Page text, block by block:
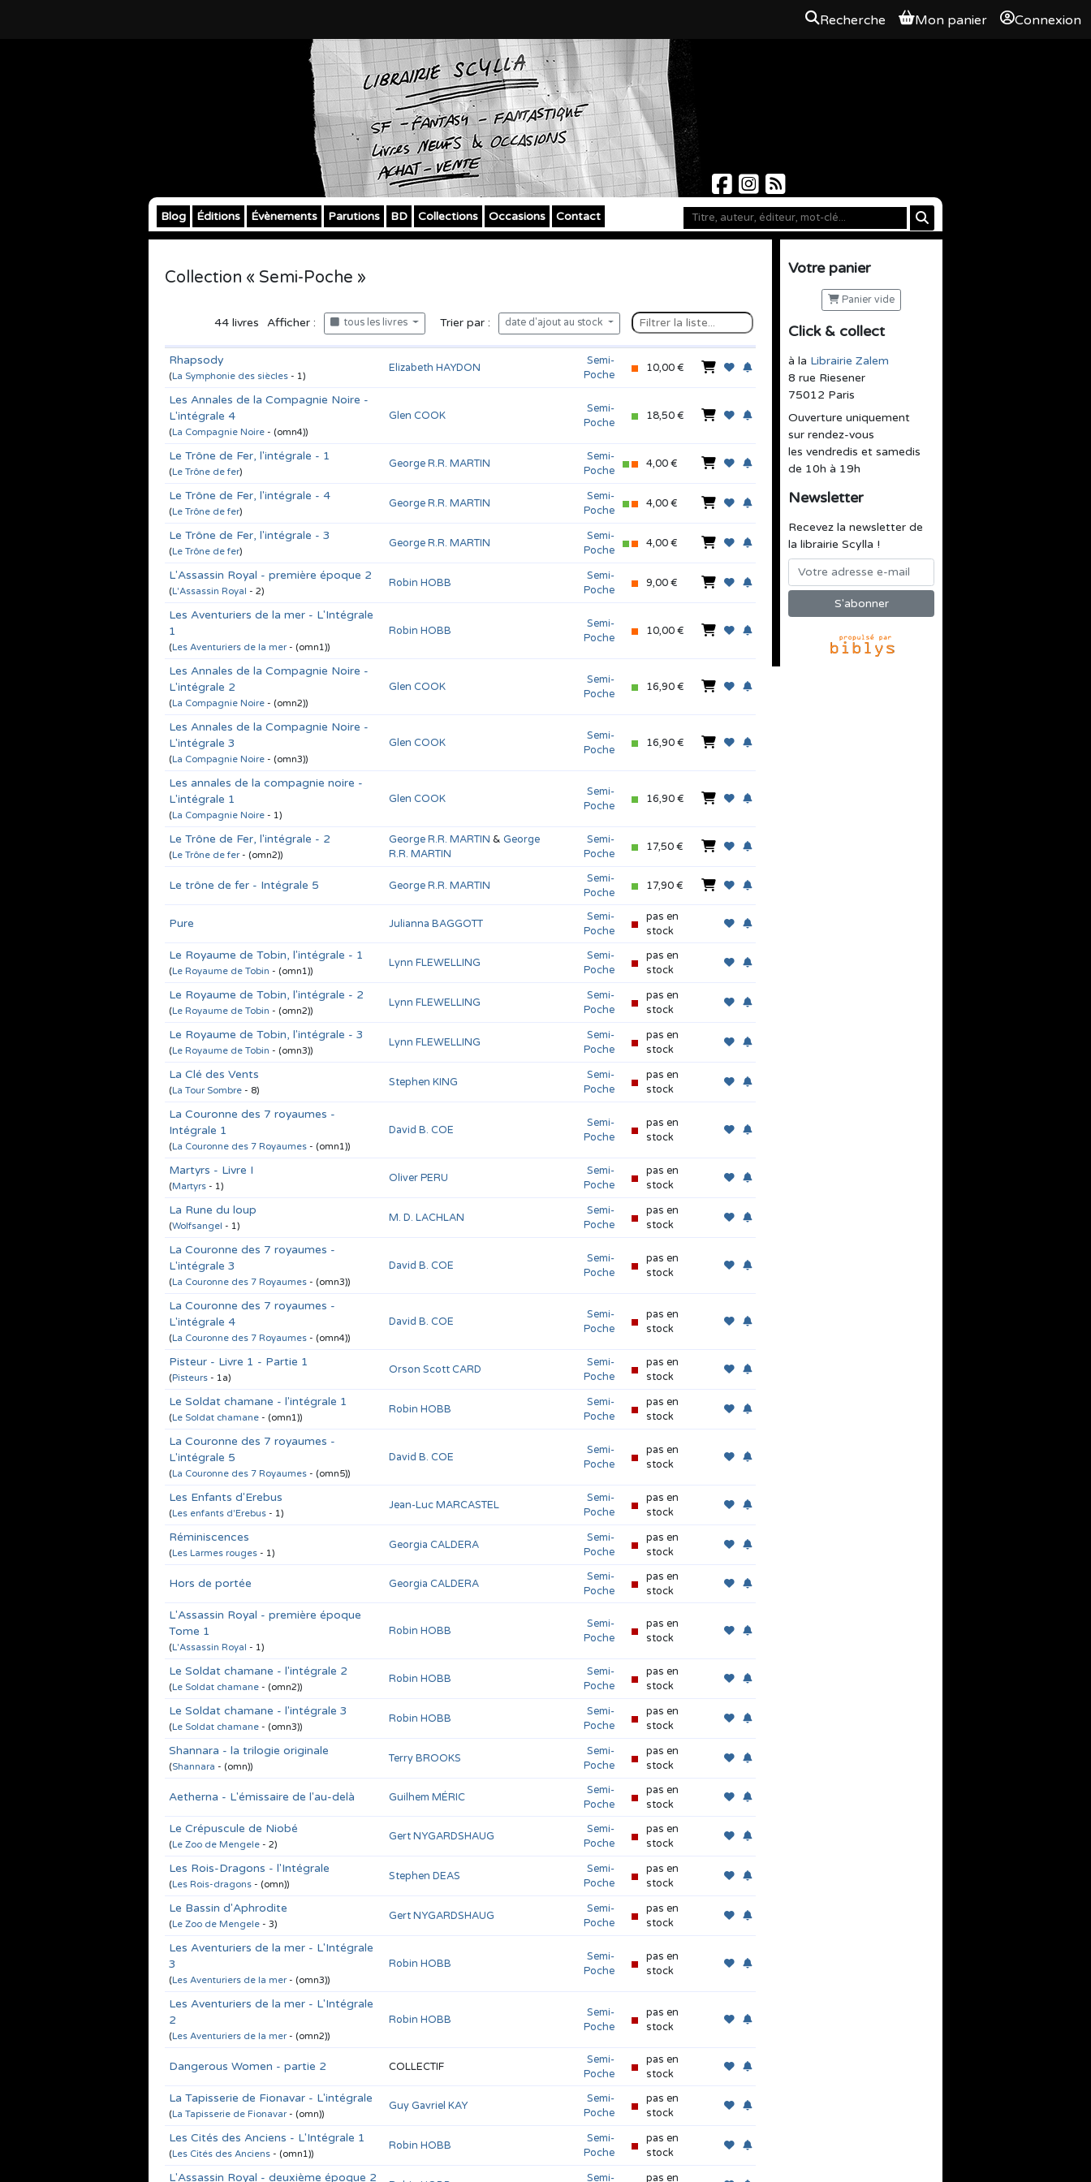
Recherche Mon panier Connexion
Blog Éditions Évènements Parutions BD Collections Occasions Contact
Votre panier
Panier vide
Click & collect
à la Librairie Zalem
8 rue Riesener
75012 Paris
Ouverture uniquement
sur rendez-vous
les vendredis et samedis
de 10h à 19h
Newsletter
Recevez la newsletter de
la librairie Scylla !
Collection « Semi-Poche »
44 livres Afficher : tous les livres Trier par : date d'ajout au stock
Rhapsody
(La Symphonie des siècles - 1)
Elizabeth HAYDON
Semi-
Poche
10,00 €
Les Annales de la Compagnie Noire -
L'intégrale 4
(La Compagnie Noire - (omn4))
Glen COOK
Semi-
Poche
18,50 €
Le Trône de Fer, l'intégrale - 1
(Le Trône de fer)
George R.R. MARTIN
Semi-
Poche
4,00 €
Le Trône de Fer, l'intégrale - 4
(Le Trône de fer)
George R.R. MARTIN
Semi-
Poche
4,00 €
Le Trône de Fer, l'intégrale - 3
(Le Trône de fer)
George R.R. MARTIN
Semi-
Poche
4,00 €
L'Assassin Royal - première époque 2
(L'Assassin Royal - 2)
Robin HOBB
Semi-
Poche
9,00 €
Les Aventuriers de la mer - L'Intégrale
1
(Les Aventuriers de la mer- (omn1))
Robin HOBB
Semi-
Poche
10,00 €
Les Annales de la Compagnie Noire -
L'intégrale 2
(La Compagnie Noire - (omn2))
Glen COOK
Semi-
Poche
16,90 €
Les Annales de la Compagnie Noire -
L'intégrale 3
(La Compagnie Noire - (omn3))
Glen COOK
Semi-
Poche
16,90 €
Les annales de la compagnie noire -
L'intégrale 1
(La Compagnie Noire - 1)
Glen COOK
Semi-
Poche
16,90 €
Le Trône de Fer, l'intégrale - 2
(Le Trône de fer- (omn2))
George R.R. MARTIN & George
R.R. MARTIN
Semi-
Poche
17,50 €
Le trône de fer - Intégrale 5 George R.R. MARTIN
Semi-
Poche
17,90 €
Pure Julianna BAGGOTT
Semi-
Poche
pas en
stock
Le Royaume de Tobin, l'intégrale - 1
(Le Royaume de Tobin - (omn1))
Lynn FLEWELLING
Semi-
Poche
pas en
stock
Le Royaume de Tobin, l'intégrale - 2
(Le Royaume de Tobin - (omn2))
Lynn FLEWELLING
Semi-
Poche
pas en
stock
Le Royaume de Tobin, l'intégrale - 3
(Le Royaume de Tobin - (omn3))
Lynn FLEWELLING
Semi-
Poche
pas en
stock
La Clé des Vents
(La Tour Sombre - 8)
Stephen KING
Semi-
Poche
pas en
stock
La Couronne des 7 royaumes -
Intégrale 1
(La Couronne des 7 Royaumes - (omn1))
David B. COE
Semi-
Poche
pas en
stock
Martyrs - Livre I
(Martyrs - 1)
Oliver PERU
Semi-
Poche
pas en
stock
La Rune du loup
(Wolfsangel - 1)
M. D. LACHLAN
Semi-
Poche
pas en
stock
La Couronne des 7 royaumes -
L'intégrale 3
(La Couronne des 7 Royaumes - (omn3))
David B. COE
Semi-
Poche
pas en
stock
La Couronne des 7 royaumes -
L'intégrale 4
(La Couronne des 7 Royaumes - (omn4))
David B. COE
Semi-
Poche
pas en
stock
Pisteur - Livre 1 - Partie 1
(Pisteurs - 1a)
Orson Scott CARD
Semi-
Poche
pas en
stock
Le Soldat chamane - l'intégrale 1
(Le Soldat chamane - (omn1))
Robin HOBB
Semi-
Poche
pas en
stock
La Couronne des 7 royaumes -
L'intégrale 5
(La Couronne des 7 Royaumes - (omn5))
David B. COE
Semi-
Poche
pas en
stock
Les Enfants d'Erebus
(Les enfants d'Erebus - 1)
Jean-Luc MARCASTEL
Semi-
Poche
pas en
stock
Réminiscences
(Les Larmes rouges - 1)
Georgia CALDERA
Semi-
Poche
pas en
stock
Hors de portée Georgia CALDERA
Semi-
Poche
pas en
stock
L'Assassin Royal - première époque
Tome 1
(L'Assassin Royal - 1)
Robin HOBB
Semi-
Poche
pas en
stock
Le Soldat chamane - l'intégrale 2
(Le Soldat chamane - (omn2))
Robin HOBB
Semi-
Poche
pas en
stock
Le Soldat chamane - l'intégrale 3
(Le Soldat chamane - (omn3))
Robin HOBB
Semi-
Poche
pas en
stock
Shannara - la trilogie originale
(Shannara - (omn))
Terry BROOKS
Semi-
Poche
pas en
stock
Aetherna - L'émissaire de l'au-delà Guilhem MÉRIC
Semi-
Poche
pas en
stock
Le Crépuscule de Niobé
(Le Zoo de Mengele - 2)
Gert NYGARDSHAUG
Semi-
Poche
pas en
stock
Les Rois-Dragons - l'Intégrale
(Les Rois-dragons - (omn))
Stephen DEAS
Semi-
Poche
pas en
stock
Le Bassin d'Aphrodite
(Le Zoo de Mengele - 3)
Gert NYGARDSHAUG
Semi-
Poche
pas en
stock
Les Aventuriers de la mer - L'Intégrale
3
(Les Aventuriers de la mer- (omn3))
Robin HOBB
Semi-
Poche
pas en
stock
Les Aventuriers de la mer - L'Intégrale
2
(Les Aventuriers de la mer- (omn2))
Robin HOBB
Semi-
Poche
pas en
stock
Dangerous Women - partie 2 COLLECTIF
Semi-
Poche
pas en
stock
La Tapisserie de Fionavar - L'intégrale
(La Tapisserie de Fionavar- (omn))
Guy Gavriel KAY
Semi-
Poche
pas en
stock
Les Cités des Anciens - L'Intégrale 1
(Les Cités des Anciens - (omn1))
Robin HOBB
Semi-
Poche
pas en
stock
L'Assassin Royal - deuxième époque 2 Semi- pas en